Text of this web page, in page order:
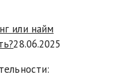
или найм
28.06.2025